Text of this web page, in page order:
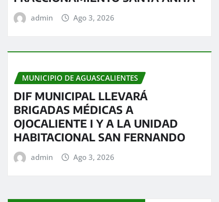
admin Ago 3, 2026
MUNICIPIO DE AGUASCALIENTES
DIF MUNICIPAL LLEVARÁ
BRIGADAS MÉDICAS A
OJOCALIENTE I Y A LA UNIDAD
HABITACIONAL SAN FERNANDO
admin Ago 3, 2026